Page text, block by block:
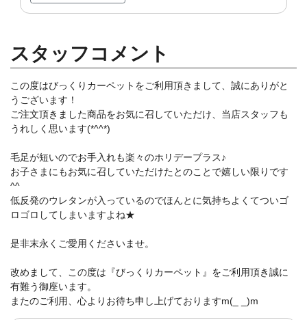
スタッフコメント
この度はびっくりカーペットをご利用頂きまして、誠にありがと
うございます！
ご注文頂きました商品をお気に召していただけ、当店スタッフも
うれしく思います(*^^*)
毛足が短いのでお手入れも楽々のホリデープラス♪
お子さまにもお気に召していただけたとのことで嬉しい限りです
^^
低反発のウレタンが入っているのでほんとに気持ちよくてついゴ
ロゴロしてしまいますよね★
是非末永くご愛用くださいませ。
改めまして、この度は『びっくりカーペット』をご利用頂き誠に
有難う御座います。
またのご利用、心よりお待ち申し上げておりますm(_ _)m